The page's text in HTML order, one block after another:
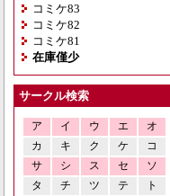
コミケ83
コミケ82
コミケ81
在庫僅少
サークル検索
ア イ ウ エ
オ
カ
キ ク ケ
コ
サ
シ ス セ
ソ
タ
チ ツ テ
ト